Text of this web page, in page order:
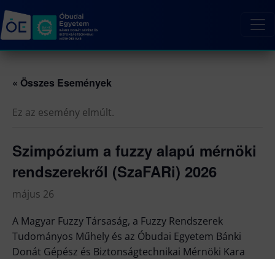
« Összes Események
Ez az esemény elmúlt.
Szimpózium a fuzzy alapú mérnöki
rendszerekről (SzaFARi) 2026
május 26
A Magyar Fuzzy Társaság, a Fuzzy Rendszerek
Tudományos Műhely és az Óbudai Egyetem Bánki
Donát Gépész és Biztonságtechnikai Mérnöki Kara